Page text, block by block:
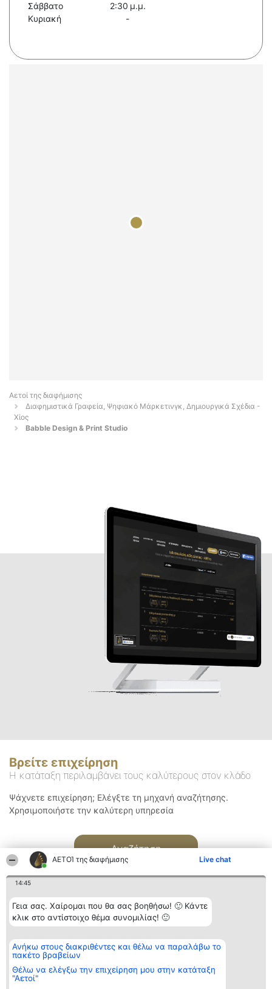
ΑΕΤΟΊ της διαφήμισης Live chat
14:45
Γεια σας. Χαίρομαι που θα σας βοηθήσω! 🙂 Κάντε
κλικ στο αντίστοιχο θέμα συνομιλίας! 🙂
Ανήκω στους διακριθέντες και θέλω να παραλάβω το
πακέτο βραβείων
Θέλω να ελέγξω την επιχείρηση μου στην κατάταξη
"Αετοί"
Σάββατο
2:30 μ.μ.
Κυριακή
-
Αετοί της διαφήμισης
Διαφημιστικά Γραφεία, Ψηφιακό Μάρκετινγκ, Δημιουργικά Σχέδια -
Χίος
Babble Design & Print Studio
Βρείτε επιχείρηση
Η κατάταξη περιλαμβάνει τους καλύτερους στον κλάδο
Ψάχνετε επιχείρηση; Ελέγξτε τη μηχανή αναζήτησης.
Χρησιμοποιήστε την καλύτερη υπηρεσία
Αναζήτηση
Διοργανωτής της
κατάταξης
BEAUTIFUL COMPANY
ΤΗΛ. ΕΠΙΚΟΙΝΩΝΙΑΣ:
2104128019
Κατάταξη
Διακριθέντες
των
διακριθέντων
Επικοινωνία
Επικοινωνία